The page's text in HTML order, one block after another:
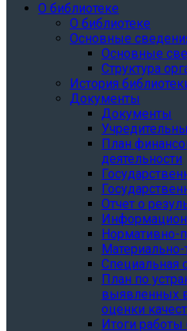
О библиотеке
О библиотеке
Основные
Основные
Структура
История
Документы
Документы
План
деятельности
Отчет о
Нормативно-
Материально-
Специальная
План по
выявленных
оценки
Итоги работы